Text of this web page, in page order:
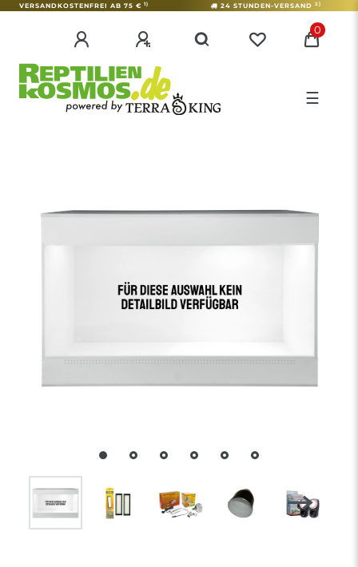
VERSANDKOSTENFREI AB 75 € 1) 24 STUNDEN-VERSAND 2)
0
☰